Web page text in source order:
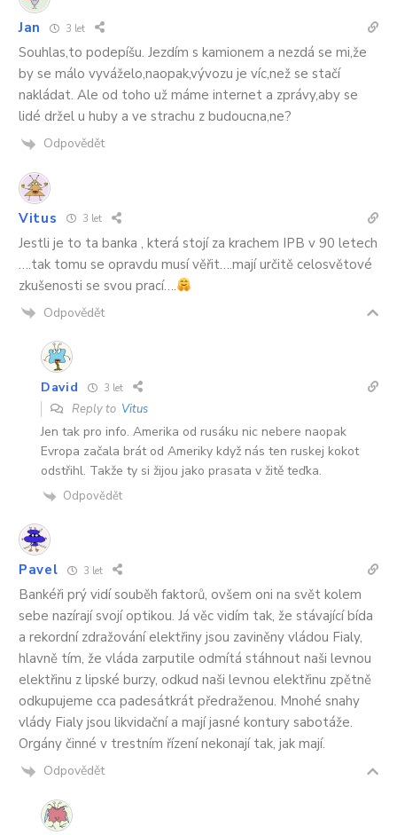
Jan 3 let
Souhlas,to podepíšu. Jezdím s kamionem a nezdá se mi,že
by se málo vyváželo,naopak,vývozu je víc,než se stačí
nakládat. Ale od toho už máme internet a zprávy,aby se
lidé držel u huby a ve strachu z budoucna,ne?
Odpovědět
Vitus 3 let
Jestli je to ta banka , která stojí za krachem IPB v 90 letech
….tak tomu se opravdu musí věřit….mají určitě celosvětové
zkušenosti se svou prací….
Odpovědět
David 3 let
Reply to Vitus
Jen tak pro info. Amerika od rusáku nic nebere naopak
Evropa začala brát od Ameriky když nás ten ruskej kokot
odstřihl. Takže ty si žijou jako prasata v žitě teďka.
Odpovědět
Pavel 3 let
Bankéři prý vidí souběh faktorů, ovšem oni na svět kolem
sebe nazírají svojí optikou. Já věc vidím tak, že stávající bída
a rekordní zdražování elektřiny jsou zaviněny vládou Fialy,
hlavně tím, že vláda zarputile odmítá stáhnout naši levnou
elektřinu z lipské burzy, odkud naši levnou elektřinu zpětně
odkupujeme cca padesátkrát předraženou. Mnohé snahy
vlády Fialy jsou likvidační a mají jasné kontury sabotáže.
Orgány činné v trestním řízení nekonají tak, jak mají.
Odpovědět